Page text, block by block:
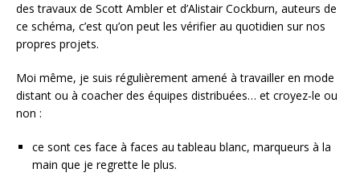
des travaux de Scott Ambler et d’Alistair Cockburn, auteurs de
ce schéma, c’est qu’on peut les vérifier au quotidien sur nos
propres projets.
Moi même, je suis régulièrement amené à travailler en mode
distant ou à coacher des équipes distribuées… et croyez-le ou
non :
ce sont ces face à faces au tableau blanc, marqueurs à la
main que je regrette le plus.